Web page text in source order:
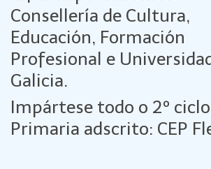
Consellería de Cultura,
Educación, Formación
Profesional e
Galicia.
Impártese todo o 2º
Primaria adscrito: CEP